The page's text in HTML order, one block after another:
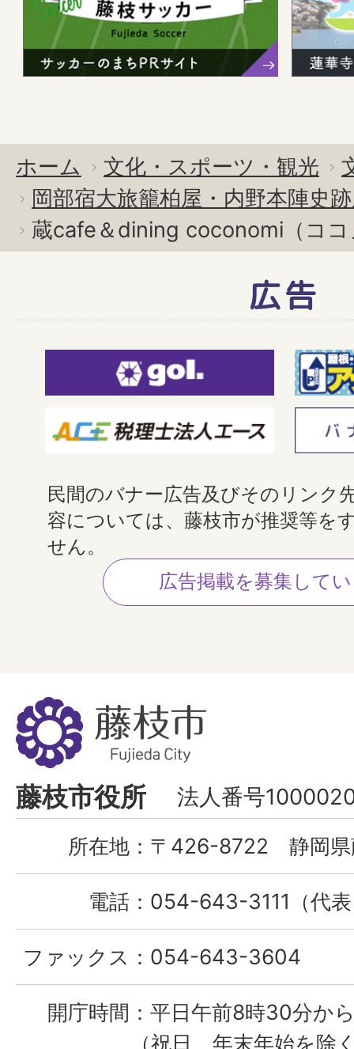
ホーム 文化・スポーツ・観光
岡部宿大旅籠柏屋・内野本陣史
蔵cafe＆dining coconomi（ココ
広告
民間のバナー広告及びそのリンク
容については、藤枝市が推奨等を
せん。
広告掲載を募集して
藤
枝
市
Fujieda
City
藤枝市役所 法人番号
所在地： 〒426-8722 静岡県
電話： 054-643-3111（代
ファックス： 054-643-3604
開庁時間： 平日午前8時30分か
（祝日、年末年始を除